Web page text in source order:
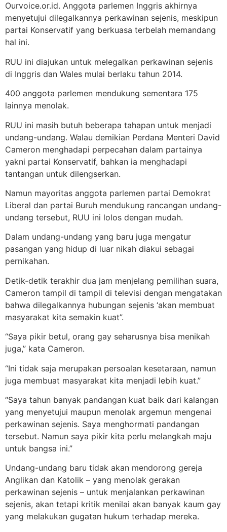
Ourvoice.or.id. Anggota parlemen Inggris akhirnya
menyetujui dilegalkannya perkawinan sejenis, meskipun
partai Konservatif yang berkuasa terbelah memandang
hal ini.
RUU ini diajukan untuk melegalkan perkawinan sejenis
di Inggris dan Wales mulai berlaku tahun 2014.
400 anggota parlemen mendukung sementara 175
lainnya menolak.
RUU ini masih butuh beberapa tahapan untuk menjadi
undang-undang. Walau demikian Perdana Menteri David
Cameron menghadapi perpecahan dalam partainya
yakni partai Konservatif, bahkan ia menghadapi
tantangan untuk dilengserkan.
Namun mayoritas anggota parlemen partai Demokrat
Liberal dan partai Buruh mendukung rancangan undang-
undang tersebut, RUU ini lolos dengan mudah.
Dalam undang-undang yang baru juga mengatur
pasangan yang hidup di luar nikah diakui sebagai
pernikahan.
Detik-detik terakhir dua jam menjelang pemilihan suara,
Cameron tampil di tampil di televisi dengan mengatakan
bahwa dilegalkannya hubungan sejenis ‘akan membuat
masyarakat kita semakin kuat”.
“Saya pikir betul, orang gay seharusnya bisa menikah
juga,” kata Cameron.
“Ini tidak saja merupakan persoalan kesetaraan, namun
juga membuat masyarakat kita menjadi lebih kuat.”
“Saya tahun banyak pandangan kuat baik dari kalangan
yang menyetujui maupun menolak argemun mengenai
perkawinan sejenis. Saya menghormati pandangan
tersebut. Namun saya pikir kita perlu melangkah maju
untuk bangsa ini.”
Undang-undang baru tidak akan mendorong gereja
Anglikan dan Katolik – yang menolak gerakan
perkawinan sejenis – untuk menjalankan perkawinan
sejenis, akan tetapi kritik menilai akan banyak kaum gay
yang melakukan gugatan hukum terhadap mereka.